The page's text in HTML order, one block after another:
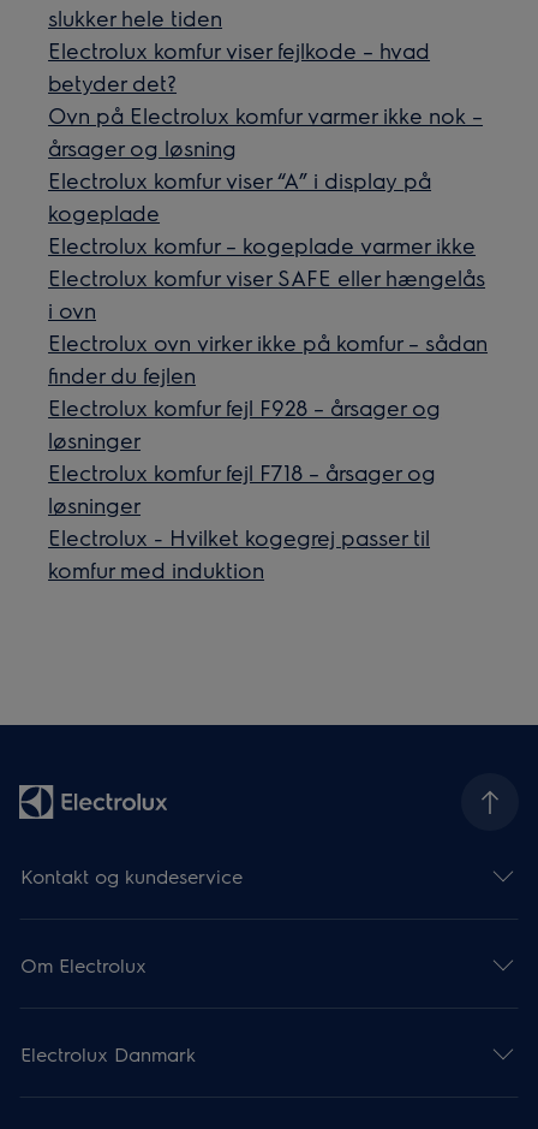
slukker hele tiden
Electrolux komfur viser fejlkode – hvad
betyder det?
Ovn på Electrolux komfur varmer ikke nok –
årsager og løsning
Electrolux komfur viser “A” i display på
kogeplade
Electrolux komfur – kogeplade varmer ikke
Electrolux komfur viser SAFE eller hængelås
i ovn
Electrolux ovn virker ikke på komfur – sådan
finder du fejlen
Electrolux komfur fejl F928 – årsager og
løsninger
Electrolux komfur fejl F718 – årsager og
løsninger
Electrolux - Hvilket kogegrej passer til
komfur med induktion
Kontakt og kundeservice
Om Electrolux
Electrolux Danmark